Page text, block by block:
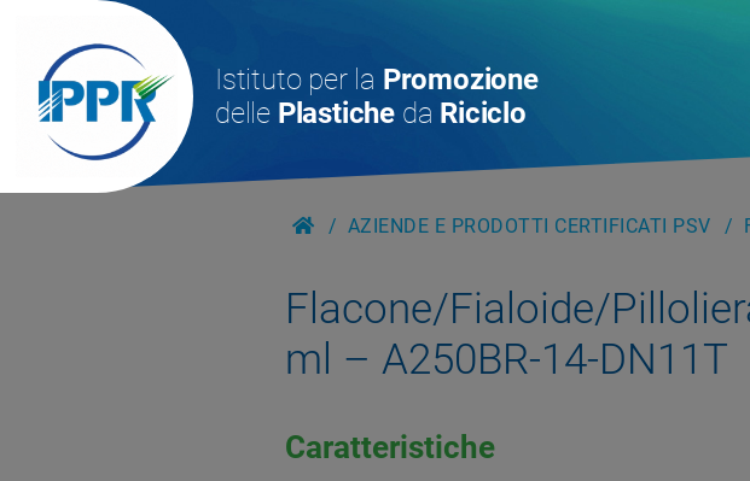
Istituto per la Promozione
delle Plastiche da Riciclo
AZIENDE E PRODOTTI CERTIFICATI PSV
Flacone/Fialoide/
ml – A250BR-14-DN11T
Caratteristiche